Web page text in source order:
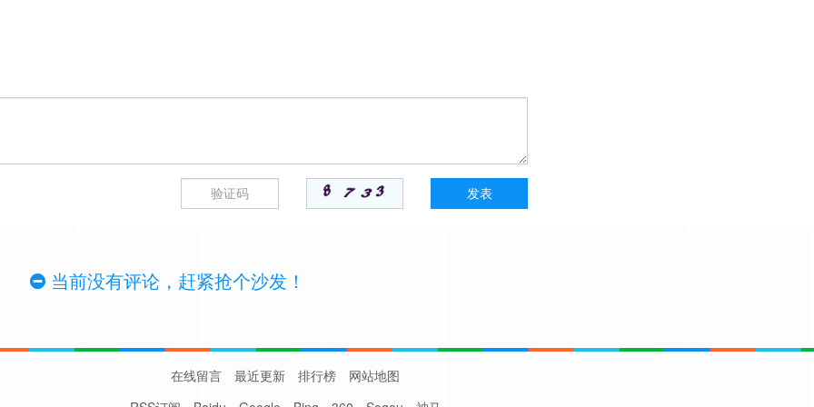
当前没有评论，赶紧抢个沙发！
在线留言 最近更新 排行榜
网站地图